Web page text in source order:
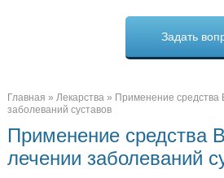
Cure.ru
в
спине
Задать
Главная » Лекарства» Применение средства
заболеваний суставов
Применение средства
лечении заболеваний